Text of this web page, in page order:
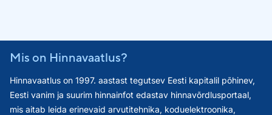
Mis on Hinnavaatlus?
Hinnavaatlus on 1997. aastast tegutsev Eesti kapitalil põhinev,
Eesti vanim ja suurim hinnainfot edastav hinnavõrdlusportaal,
mis aitab leida erinevaid arvutitehnika, koduelektroonika,